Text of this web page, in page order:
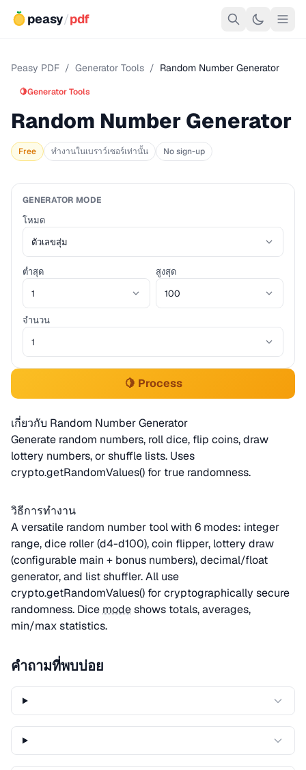
peasy/pdf
Peasy PDF / Generator Tools / Random Number Generator
🍋Generator Tools
Random Number Generator
Free ทำงานในเบราว์เซอร์เท่านั้น No sign-up
GENERATOR MODE
โหมด
ต่ำสุด สูงสุด
จำนวน
🍋 Process
เกี่ยวกับ Random Number Generator
Generate random numbers, roll dice, flip coins, draw
lottery numbers, or shuffle lists. Uses
crypto.getRandomValues() for true randomness.
วิธีการทำงาน
A versatile random number tool with 6 modes: integer
range, dice roller (d4-d100), coin flipper, lottery draw
(configurable main + bonus numbers), decimal/float
generator, and list shuffler. All use
crypto.getRandomValues() for cryptographically secure
randomness. Dice modeshows totals, averages,
min/max statistics.
คำถามที่พบบ่อย